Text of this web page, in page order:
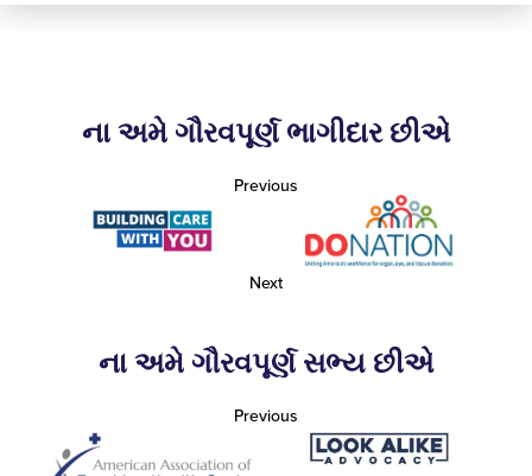
ના અમે ગૌરવપૂર્ણ ભાગીદાર છીએ
Previous
Next
ના અમે ગૌરવપૂર્ણ સભ્ય છીએ
Previous